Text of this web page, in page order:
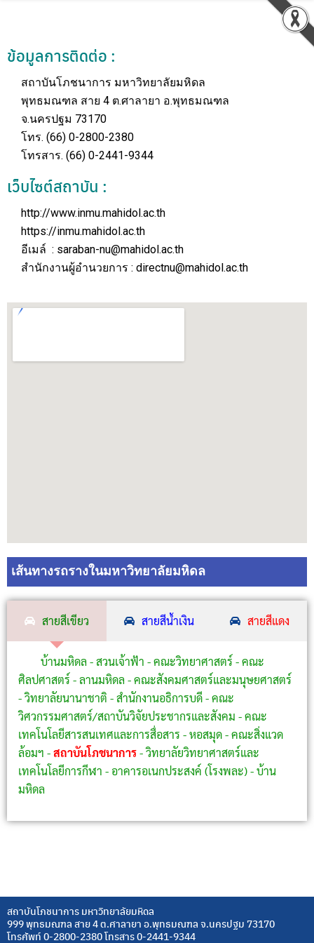
ข้อมูลการติดต่อ :
สถาบันโภชนาการ มหาวิทยาลัยมหิดล
พุทธมณฑล สาย 4 ต.ศาลายา อ.พุทธมณฑล
จ.นครปฐม 73170
โทร. (66) 0-2800-2380
โทรสาร. (66) 0-2441-9344
เว็บไซต์สถาบัน :
http://www.inmu.mahidol.ac.th
https://inmu.mahidol.ac.th
อีเมล์ : saraban-nu@mahidol.ac.th
สำนักงานผู้อำนวยการ : directnu@mahidol.ac.th
เส้นทางรถรางในมหาวิทยาลัยมหิดล
สายสีเขียว สายสีน้ำเงิน สายสีแดง
บ้านมหิดล - สวนเจ้าฟ้า - คณะวิทยาศาสตร์ - คณะ
ศิลปศาสตร์ - ลานมหิดล - คณะสังคมศาสตร์และมนุษยศาสตร์
- วิทยาลัยนานาชาติ - สำนักงานอธิการบดี - คณะ
วิศวกรรมศาสตร์/สถาบันวิจัยประชากรและสังคม - คณะ
เทคโนโลยีสารสนเทศและการสื่อสาร - หอสมุด - คณะสิ่งแวด
ล้อมฯ -สถาบันโภชนาการ- วิทยาลัยวิทยาศาสตร์และ
เทคโนโลยีการกีฬา - อาคารอเนกประสงค์ (โรงพละ) - บ้าน
มหิดล
สถาบันโภชนาการ มหาวิทยาลัยมหิดล
999 พุทธมณฑล สาย 4 ต.ศาลายา อ.พุทธมณฑล จ.นครปฐม 73170
โทรศัพท์ 0-2800-2380 โทรสาร 0-2441-9344